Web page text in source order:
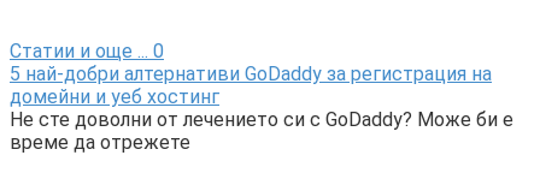
Статии и още ... 0
5 най-добри алтернативи GoDaddy за регистрация на
домейни и уеб хостинг
Не сте доволни от лечението си с GoDaddy? Може би е
време да отрежете